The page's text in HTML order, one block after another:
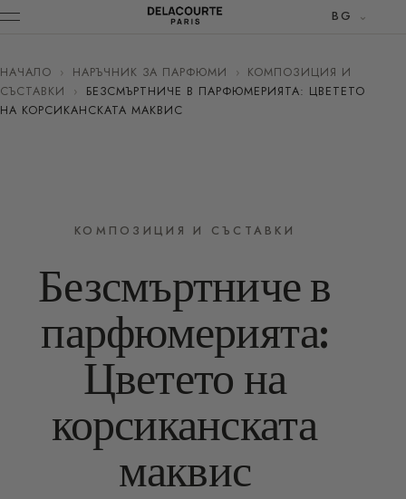
BG
НАЧАЛО › НАРЪЧНИК ЗА ПАРФЮМИ › КОМПОЗИЦИЯ И
СЪСТАВКИ
›
БЕЗСМЪРТНИЧЕ В ПАРФЮМЕРИЯТА: ЦВЕТЕТО
НА КОРСИКАНСКАТА МАКВИС
КОМПОЗИЦИЯ И СЪСТАВКИ
Безсмъртниче в
парфюмерията:
Цветето на
корсиканската
маквис